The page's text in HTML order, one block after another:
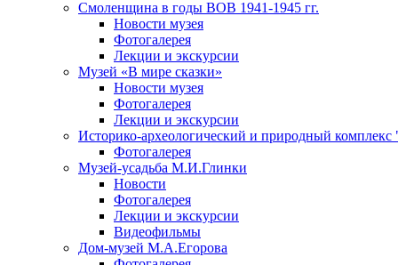
Смоленщина в годы ВОВ 1941-1945 гг.
Новости музея
Фотогалерея
Лекции и экскурсии
Музей «В мире сказки»
Новости музея
Фотогалерея
Лекции и экскурсии
Историко-археологический и природный комплекс
Фотогалерея
Музей-усадьба М.И.Глинки
Новости
Фотогалерея
Лекции и экскурсии
Видеофильмы
Дом-музей М.А.Егорова